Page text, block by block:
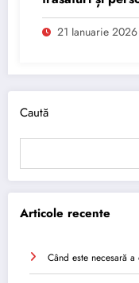
21 Ianuarie 2026
Caută
Articole recente
Când este necesară